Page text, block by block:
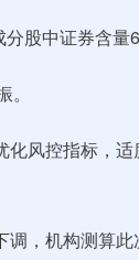
股中证券含量
风控指标，
，机构测算